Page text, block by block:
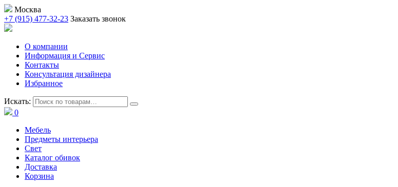
Москва
+7 (915) 477-32-23 Заказать звонок
О компании
Информация и Сервис
Контакты
Консультация дизайнера
Избранное
Искать:
0
Мебель
Предметы интерьера
Свет
Каталог обивок
Доставка
Корзина